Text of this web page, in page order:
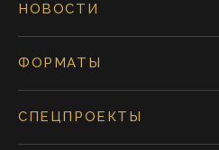
НОВОСТИ
ФОРМАТЫ
СПЕЦПРОЕКТЫ